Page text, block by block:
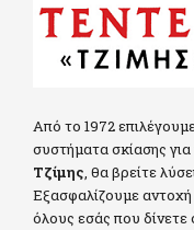
Από το 1972
συστήματα σκίασης
Τζίμης, θα βρείτε
Εξασφαλίζουμε αντοχή
όλους εσάς που δίνετε